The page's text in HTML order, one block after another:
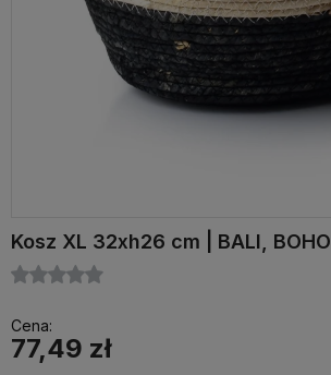
Kosz XL 32xh26 cm | BALI, BOHO
Cena:
77,49 zł